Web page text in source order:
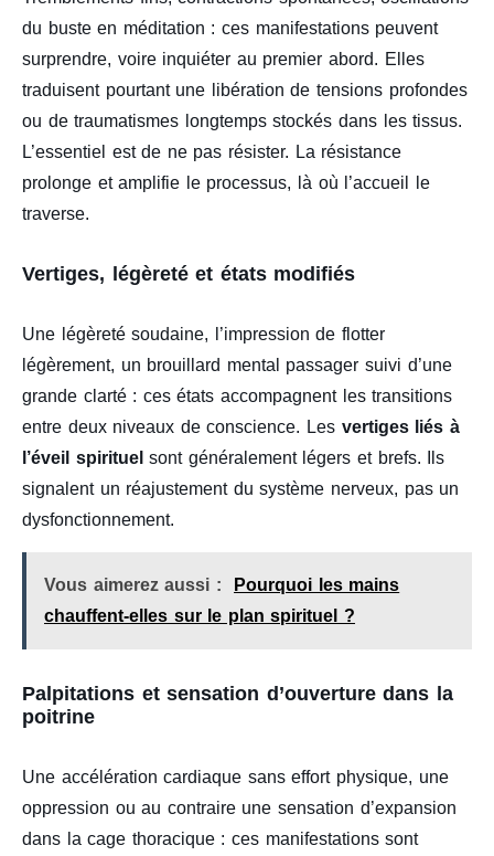
du buste en méditation : ces manifestations peuvent
surprendre, voire inquiéter au premier abord. Elles
traduisent pourtant une libération de tensions profondes
ou de traumatismes longtemps stockés dans les tissus.
L’essentiel est de ne pas résister. La résistance
prolonge et amplifie le processus, là où l’accueil le
traverse.
Vertiges, légèreté et états modifiés
Une légèreté soudaine, l’impression de flotter
légèrement, un brouillard mental passager suivi d’une
grande clarté : ces états accompagnent les transitions
entre deux niveaux de conscience. Les vertiges liés à
l’éveil spirituel sont généralement légers et brefs. Ils
signalent un réajustement du système nerveux, pas un
dysfonctionnement.
Vous aimerez aussi :
Pourquoi les mains
chauffent-elles sur le plan spirituel ?
Palpitations et sensation d’ouverture dans la
poitrine
Une accélération cardiaque sans effort physique, une
oppression ou au contraire une sensation d’expansion
dans la cage thoracique : ces manifestations sont